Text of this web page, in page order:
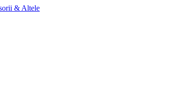
& Altele